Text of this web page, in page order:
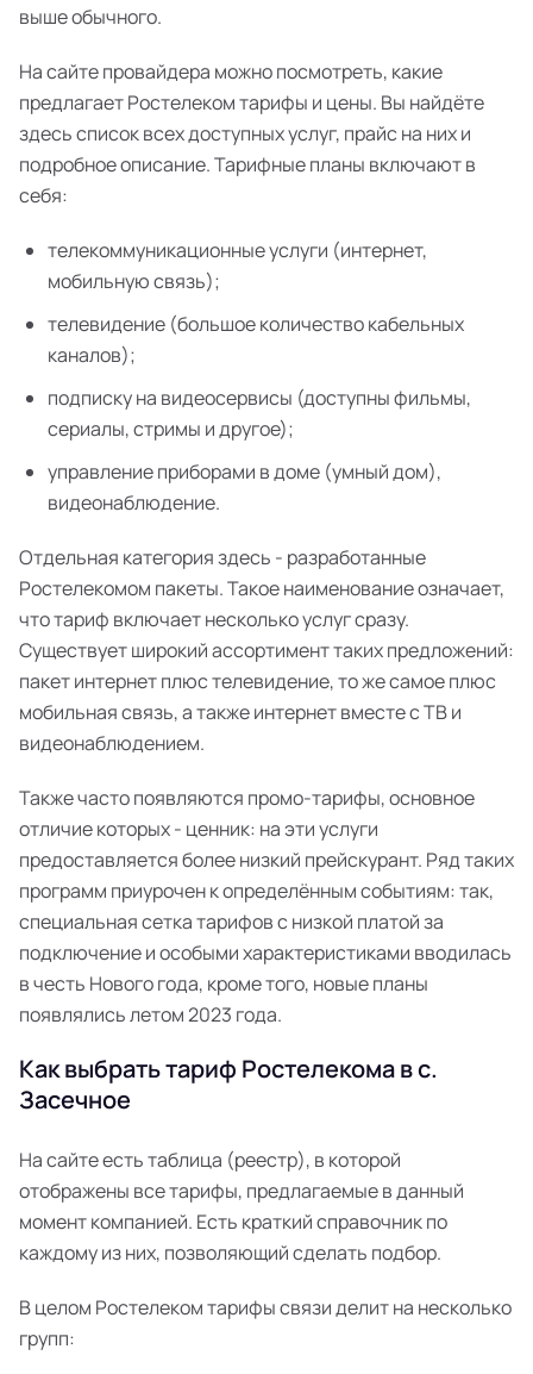
выше обычного.
На сайте провайдера можно посмотреть, какие
предлагает Ростелеком тарифы и цены. Вы найдёте
здесь список всех доступных услуг, прайс на них и
подробное описание. Тарифные планы включают в
себя:
телекоммуникационные услуги (интернет,
мобильную связь);
телевидение (большое количество кабельных
каналов);
подписку на видеосервисы (доступны фильмы,
сериалы, стримы и другое);
управление приборами в доме (умный дом),
видеонаблюдение.
Отдельная категория здесь - разработанные
Ростелекомом пакеты. Такое наименование означает,
что тариф включает несколько услуг сразу.
Существует широкий ассортимент таких предложений:
пакет интернет плюс телевидение, то же самое плюс
мобильная связь, а также интернет вместе с ТВ и
видеонаблюдением.
Также часто появляются промо-тарифы, основное
отличие которых - ценник: на эти услуги
предоставляется более низкий прейскурант. Ряд таких
программ приурочен к определённым событиям: так,
специальная сетка тарифов с низкой платой за
подключение и особыми характеристиками вводилась
в честь Нового года, кроме того, новые планы
появлялись летом 2023 года.
Как выбрать тариф Ростелекома в с.
Засечное
На сайте есть таблица (реестр), в которой
отображены все тарифы, предлагаемые в данный
момент компанией. Есть краткий справочник по
каждому из них, позволяющий сделать подбор.
В целом Ростелеком тарифы связи делит на несколько
групп: